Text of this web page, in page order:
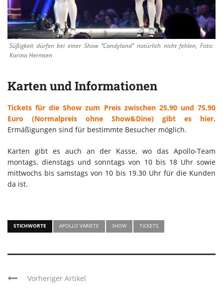
Süßigkeit dürfen bei einer Show “Candyland” natürlich nicht fehlen, Foto:
Karina Hermsen
Karten und Informationen
Tickets für die Show zum Preis zwischen 25,90 und 75,90
Euro (Normalpreis ohne Show&Dine) gibt es hier.
Ermäßigungen sind für bestimmte Besucher möglich.
Karten gibt es auch an der Kasse, wo das Apollo-Team
montags, dienstags und sonntags von 10 bis 18 Uhr sowie
mittwochs bis samstags von 10 bis 19.30 Uhr für die Kunden
da ist.
STICHWORTE APOLLO VARIETE SHOW TICKETS
Vorheriger Artikel